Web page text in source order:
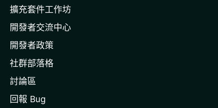
a
官
網
擴充套件工作坊
開發者交流中心
開發者政策
社群部落格
討論區
回報 Bug